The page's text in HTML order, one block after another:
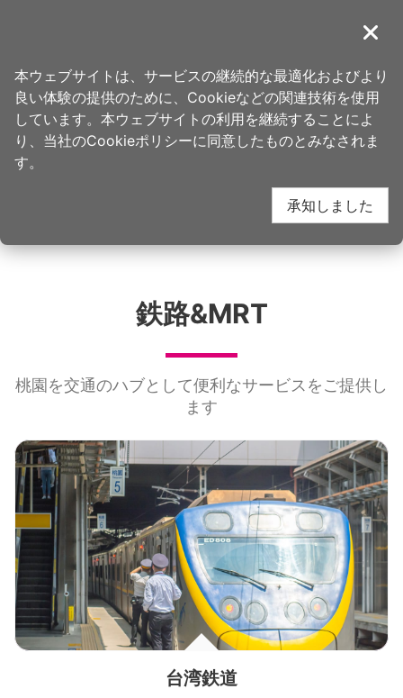
す
導覽
市街地の交通
鉄路&MRT
桃園を交通のハブとして便利なサービスをご提供し
ます
台湾鉄道
閉じ
本ウェブサイトは、サービスの継続的な最適化およびより
良い体験の提供のために、Cookieなどの関連技術を使用
しています。本ウェブサイトの利用を継続することによ
り、当社のCookieポリシーに同意したものとみなされま
す。
承知しました